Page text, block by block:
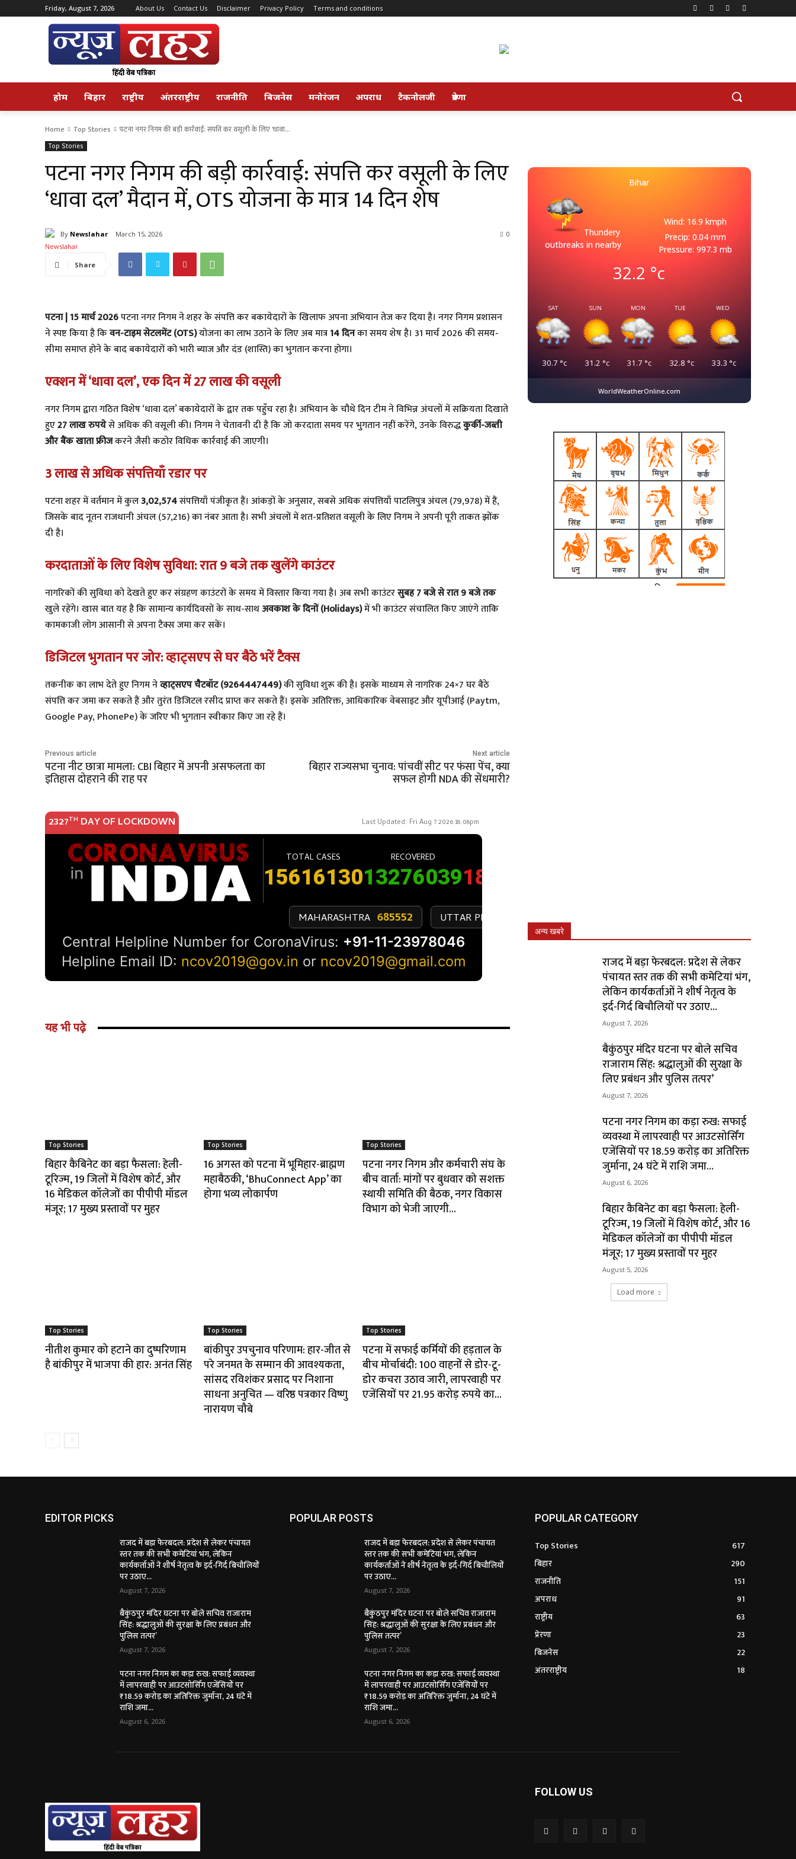
Friday, August 7, 2026 About Us Contact Us Disclaimer Privacy Policy Terms and conditions
होम बिहार राष्ट्रीय अंतरराष्ट्रीय राजनीति बिजनेस मनोरंजन अपराध टैकनोलजी प्रेरणा
Home Top Stories पटना नगर निगम की बड़ी कार्रवाई: संपत्ति कर वसूली के लिए 'धावा...
Top Stories
पटना नगर निगम की बड़ी कार्रवाई: संपत्ति कर वसूली के लिए
‘धावा दल’ मैदान में, OTS योजना के मात्र 14 दिन शेष
By Newslahar March 15, 2026 0
Share
पटना | 15 मार्च 2026पटना नगर निगम ने शहर के संपत्ति कर बकायेदारों के खिलाफ अपना अभियान तेज कर दिया है। नगर निगम प्रशासन
ने स्पष्ट किया है किवन-टाइम सेटलमेंट (OTS)योजना का लाभ उठाने के लिए अब मात्र14 दिनका समय शेष है। 31 मार्च 2026 की समय-
सीमा समाप्त होने के बाद बकायेदारों को भारी ब्याज और दंड (शास्ति) का भुगतान करना होगा।
एक्शन में ‘धावा दल’, एक दिन में 27 लाख की वसूली
​नगर निगम द्वारा गठित विशेष ‘धावा दल’ बकायेदारों के द्वार तक पहुँच रहा है। अभियान के चौथे दिन टीम ने विभिन्न अंचलों में सक्रियता दिखाते
हुए27 लाख रुपयेसे अधिक की वसूली की। निगम ने चेतावनी दी है कि जो करदाता समय पर भुगतान नहीं करेंगे, उनके विरुद्धकुर्की-जब्ती
और बैंक खाता फ्रीजकरने जैसी कठोर विधिक कार्रवाई की जाएगी।
3 लाख से अधिक संपत्तियाँ रडार पर
​पटना शहर में वर्तमान में कुल3,02,574संपत्तियाँ पंजीकृत हैं। आंकड़ों के अनुसार, सबसे अधिक संपत्तियाँ पाटलिपुत्र अंचल (79,978) में हैं,
जिसके बाद नूतन राजधानी अंचल (57,216) का नंबर आता है। सभी अंचलों में शत-प्रतिशत वसूली के लिए निगम ने अपनी पूरी ताकत झोंक
दी है।
करदाताओं के लिए विशेष सुविधा: रात 9 बजे तक खुलेंगे काउंटर
​नागरिकों की सुविधा को देखते हुए कर संग्रहण काउंटरों के समय में विस्तार किया गया है। अब सभी काउंटरसुबह 7 बजे से रात 9 बजे तक
खुले रहेंगे। खास बात यह है कि सामान्य कार्यदिवसों के साथ-साथअवकाश के दिनों (Holidays)में भी काउंटर संचालित किए जाएंगे ताकि
कामकाजी लोग आसानी से अपना टैक्स जमा कर सकें।
डिजिटल भुगतान पर जोर: व्हाट्सएप से घर बैठे भरें टैक्स
​तकनीक का लाभ देते हुए निगम नेव्हाट्सएप चैटबॉट (9264447449)की सुविधा शुरू की है। इसके माध्यम से नागरिक 24×7 घर बैठे
संपत्ति कर जमा कर सकते हैं और तुरंत डिजिटल रसीद प्राप्त कर सकते हैं। इसके अतिरिक्त, आधिकारिक वेबसाइट और यूपीआई (Paytm,
Google Pay, PhonePe) के जरिए भी भुगतान स्वीकार किए जा रहे हैं।
Previous article
पटना नीट छात्रा मामला: CBI बिहार में अपनी असफलता का
इतिहास दोहराने की राह पर
Next article
बिहार राज्यसभा चुनाव: पांचवीं सीट पर फंसा पेंच, क्या
सफल होगी NDA की सेंधमारी?
यह भी पढ़े
Top Stories
बिहार कैबिनेट का बड़ा फैसला: हेली-
टूरिज्म, 19 जिलों में विशेष कोर्ट, और
16 मेडिकल कॉलेजों का पीपीपी मॉडल
मंजूर; 17 मुख्य प्रस्तावों पर मुहर
Top Stories
16 अगस्त को पटना में भूमिहार-ब्राह्मण
महाबैठकी, ‘BhuConnect App’ का
होगा भव्य लोकार्पण
Top Stories
पटना नगर निगम और कर्मचारी संघ के
बीच वार्ता: मांगों पर बुधवार को सशक्त
स्थायी समिति की बैठक, नगर विकास
विभाग को भेजी जाएगी...
Top Stories
नीतीश कुमार को हटाने का दुष्परिणाम
है बांकीपुर में भाजपा की हार: अनंत सिंह
Top Stories
बांकीपुर उपचुनाव परिणाम: हार-जीत से
परे जनमत के सम्मान की आवश्यकता,
सांसद रविशंकर प्रसाद पर निशाना
साधना अनुचित — वरिष्ठ पत्रकार विष्णु
नारायण चौबे
Top Stories
पटना में सफाई कर्मियों की हड़ताल के
बीच मोर्चाबंदी: 100 वाहनों से डोर-टू-
डोर कचरा उठाव जारी, लापरवाही पर
एजेंसियों पर 21.95 करोड़ रुपये का...
Bihar
Thundery
outbreaks in nearby
Wind: 16.9 kmph
Precip: 0.04 mm
Pressure: 997.3 mb
32.2 °c
SAT
30.7 °c
SUN
31.2 °c
MON
31.7 °c
TUE
32.8 °c
WED
33.3 °c
WorldWeatherOnline.com
अन्य खबरे
राजद में बड़ा फेरबदल: प्रदेश से लेकर
पंचायत स्तर तक की सभी कमेटियां भंग,
लेकिन कार्यकर्ताओं ने शीर्ष नेतृत्व के
इर्द-गिर्द बिचौलियों पर उठाए...
August 7, 2026
बैकुंठपुर मंदिर घटना पर बोले सचिव
राजाराम सिंह: श्रद्धालुओं की सुरक्षा के
लिए प्रबंधन और पुलिस तत्पर’
August 7, 2026
पटना नगर निगम का कड़ा रुख: सफाई
व्यवस्था में लापरवाही पर आउटसोर्सिंग
एजेंसियों पर ₹18.59 करोड़ का अतिरिक्त
जुर्माना, 24 घंटे में राशि जमा...
August 6, 2026
बिहार कैबिनेट का बड़ा फैसला: हेली-
टूरिज्म, 19 जिलों में विशेष कोर्ट, और 16
मेडिकल कॉलेजों का पीपीपी मॉडल
मंजूर; 17 मुख्य प्रस्तावों पर मुहर
August 5, 2026
Load more
EDITOR PICKS
राजद में बड़ा फेरबदल: प्रदेश से लेकर पंचायत
स्तर तक की सभी कमेटियां भंग, लेकिन
कार्यकर्ताओं ने शीर्ष नेतृत्व के इर्द-गिर्द बिचौलियों
पर उठाए...
August 7, 2026
बैकुंठपुर मंदिर घटना पर बोले सचिव राजाराम
सिंह: श्रद्धालुओं की सुरक्षा के लिए प्रबंधन और
पुलिस तत्पर’
August 7, 2026
पटना नगर निगम का कड़ा रुख: सफाई व्यवस्था
में लापरवाही पर आउटसोर्सिंग एजेंसियों पर
₹18.59 करोड़ का अतिरिक्त जुर्माना, 24 घंटे में
राशि जमा...
August 6, 2026
POPULAR POSTS
राजद में बड़ा फेरबदल: प्रदेश से लेकर पंचायत
स्तर तक की सभी कमेटियां भंग, लेकिन
कार्यकर्ताओं ने शीर्ष नेतृत्व के इर्द-गिर्द बिचौलियों
पर उठाए...
August 7, 2026
बैकुंठपुर मंदिर घटना पर बोले सचिव राजाराम
सिंह: श्रद्धालुओं की सुरक्षा के लिए प्रबंधन और
पुलिस तत्पर’
August 7, 2026
पटना नगर निगम का कड़ा रुख: सफाई व्यवस्था
में लापरवाही पर आउटसोर्सिंग एजेंसियों पर
₹18.59 करोड़ का अतिरिक्त जुर्माना, 24 घंटे में
राशि जमा...
August 6, 2026
POPULAR CATEGORY
Top Stories
617
बिहार
290
राजनीति
151
अपराध
91
राष्ट्रीय
63
प्रेरणा
23
बिजनेस
22
अंतरराष्ट्रीय
18
FOLLOW US